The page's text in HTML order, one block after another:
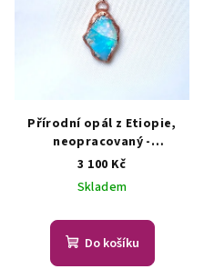
Přírodní opál z Etiopie,
neopracovaný -
šperk/náhrdelník
PŘÍRODNÍMI KRYSTALY
3 100 Kč
Skladem
Do košíku